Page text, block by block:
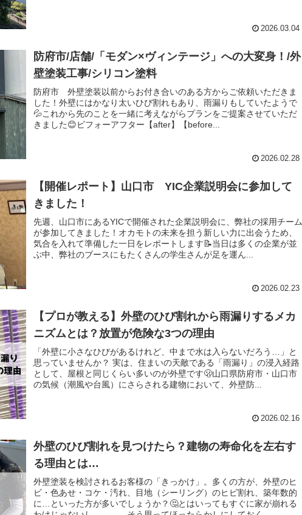
2026.03.04
防府市/店舗/「モダン×ヴィンテージ」への大変身！/外
壁塗装工事/シリコン塗料
防府市 外壁塗装以前からお付き合いのある方からご依頼いただきま
した！外壁にはかなり太いひび割れもあり、雨漏りもしていたようで
💦これから先のことを一緒に考えながらプランをご提案させていただ
きました😊ビフォーアフター【after】【before...
2026.02.28
【開催レポート】山口市 YIC企業説明会に参加して
きました！
先週、山口市にあるYICで開催された企業説明会に、弊社の採用チーム
が参加してきました！オカモトの未来を担う新しい力に出会うため、
気合を入れて準備した一日をレポートします📝当日は多くの企業が並
ぶ中、弊社のブースにもたくさんの学生さんが足を運ん...
2026.02.23
【プロが教える】外壁のひび割れから雨漏りするメカ
ニズムとは？放置が危険な3つの理由
「外壁に小さなひびがあるけれど、中まで水は入らないだろう…」と
思っていませんか？ 実は、住まいの天敵である「雨漏り」の浸入経路
として、屋根と同じくらい多いのが外壁です🫢山口県防府市・山口市
の気候（潮風や台風）にさらされる建物において、外壁防...
2026.02.16
外壁のひび割れを見つけたら？建物の寿命化を左右す
る理由とは…
外壁塗装を検討されるお客様の「きっかけ」。多くの方が、外壁のヒ
ビ・色あせ・コケ・汚れ、目地（シーリング）のヒビ割れ、築年数的
に…といった方が多いでしょうか？🤔とはいってもすぐに家が崩れる